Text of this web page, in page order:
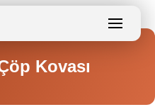
Kovası